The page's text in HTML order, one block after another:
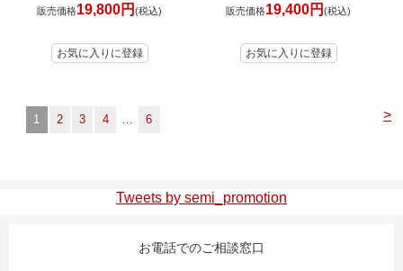
販売価格19,800円(税込) 販売価格19,400円(税込)
>
1 2 3 4 6
Tweets by semi_promotion
お電話でのご相談窓口